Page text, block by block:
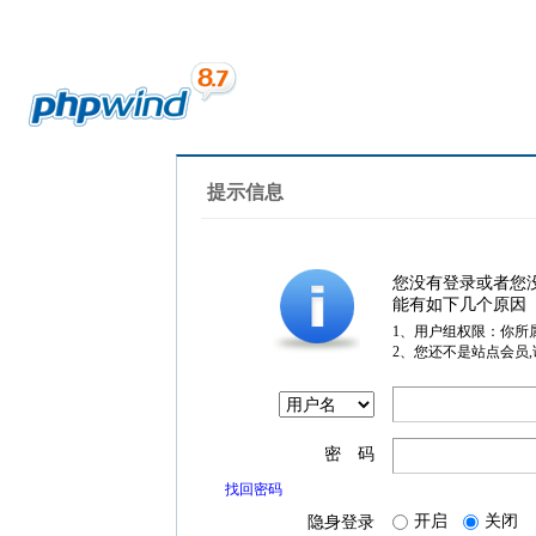
提示信息
您没有登录或者您
能有如下几个原因
1、用户组权限：你所
2、您还不是站点会员
密 码
找回密码
隐身登录 开启 关闭